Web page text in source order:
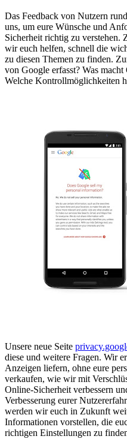
Das Feedback von Nutzern
uns, um eure Wünsche und
Sicherheit richtig zu
wir euch helfen, schnell die
zu diesen Themen zu finden.
von Google erfasst? Was
Welche Kontrollmöglichkeiten
Unsere neue Seite
diese und weitere Fragen. Wir
Anzeigen liefern, ohne eure
verkaufen, wie wir mit
Online-Sicherheit verbessern
Verbesserung eurer
werden wir euch in Zukunft
Informationen vorstellen, die
richtigen Einstellungen zu